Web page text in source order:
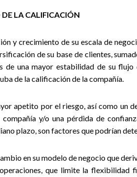
LA CALIFICACIÓN
y crecimiento de su escala de
de su base de clientes,
de una mayor estabilidad de su
de la calificación de la compañía.
apetito por el riesgo, así como un
y/o una pérdida de
plazo, son factores que podrían
en su modelo de negocio que
que limite la flexibilidad